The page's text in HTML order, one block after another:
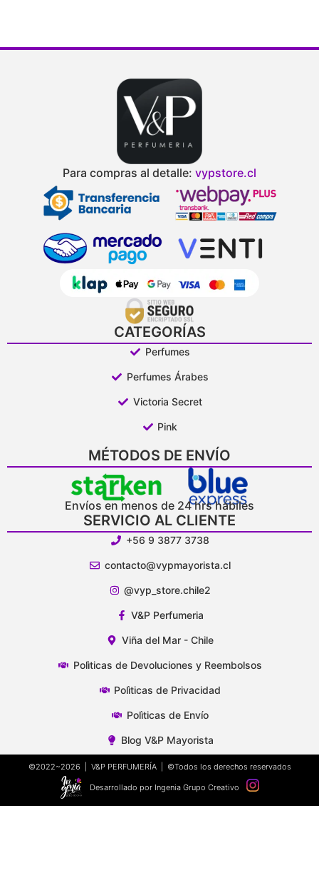
Para compras al detalle: vypstore.cl
CATEGORÍAS
Perfumes
Perfumes Árabes
Victoria Secret
Pink
MÉTODOS DE ENVÍO
Envíos en menos de 24 hrs hábiles
SERVICIO AL CLIENTE
+56 9 3877 3738
contacto@vypmayorista.cl
@vyp_store.chile2
V&P Perfumeria
Viña del Mar - Chile
Polìticas de Devoluciones y Reembolsos
Polìticas de Privacidad
Polìticas de Envío
Blog V&P Mayorista
©2022~2026 | V&P PERFUMERÍA | ©Todos los derechos reservados
Desarrollado por Ingenia Grupo Creativo